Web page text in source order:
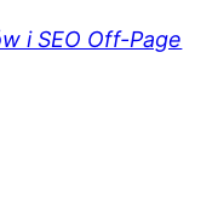
i SEO Off-Page